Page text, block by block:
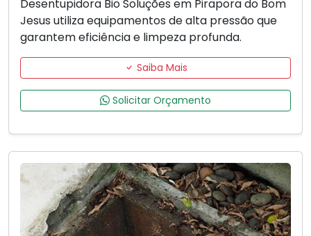
Desentupidora Bio Soluções em Pirapora do Bom
Jesus utiliza equipamentos de alta pressão que
garantem eficiência e limpeza profunda.
Saiba Mais
Solicitar Orçamento